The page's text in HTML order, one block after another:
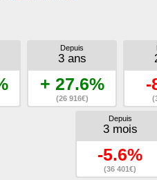
Depuis
3 ans
+ 27.6%
(26 916€)
-
Depuis
3 mois
-5.6%
(36 401€)